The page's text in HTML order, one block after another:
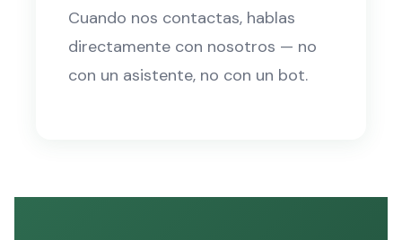
Cuando nos contactas, hablas
directamente con nosotros — no
con un asistente, no con un bot.